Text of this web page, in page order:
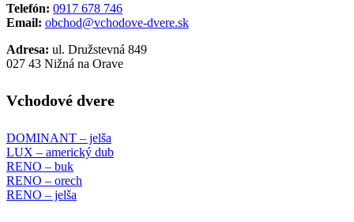
Telefón: 0917 678 746
Email: obchod@vchodove-dvere.sk
Adresa: ul. Družstevná 849
027 43 Nižná na Orave
Vchodové dvere
DOMINANT – jelša
LUX – americký dub
RENO – buk
RENO – orech
RENO – jelša